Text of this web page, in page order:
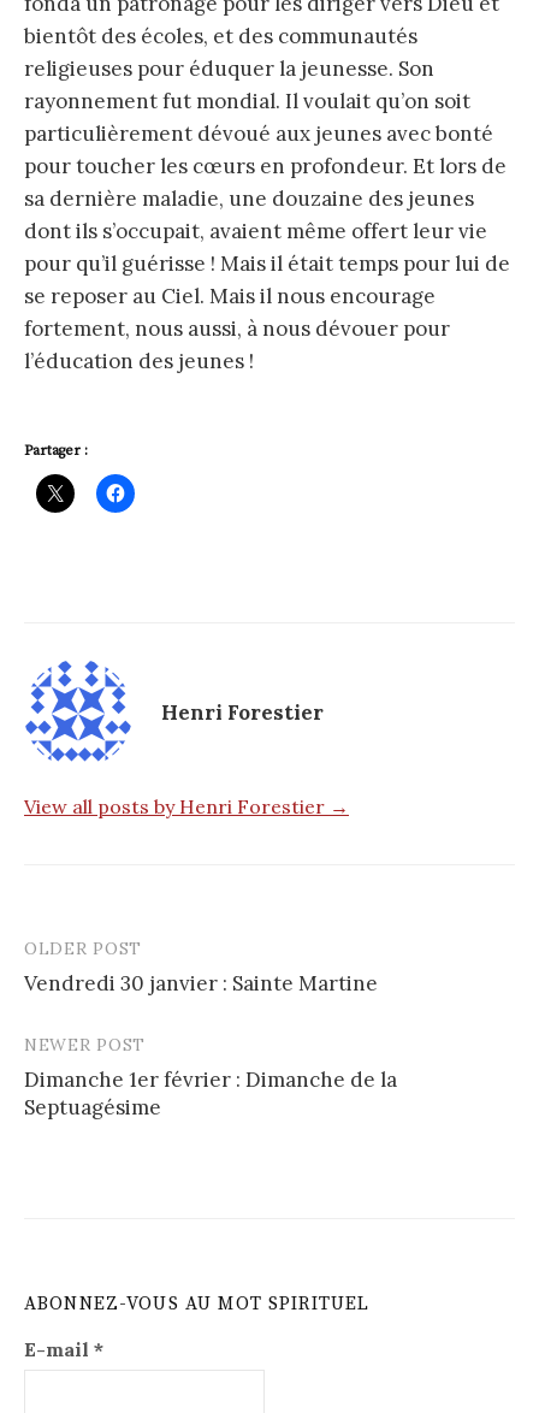
bientôt des écoles, et des communautés
religieuses pour éduquer la jeunesse. Son
rayonnement fut mondial. Il voulait qu’on soit
particulièrement dévoué aux jeunes avec bonté
pour toucher les cœurs en profondeur. Et lors de
sa dernière maladie, une douzaine des jeunes
dont ils s’occupait, avaient même offert leur vie
pour qu’il guérisse ! Mais il était temps pour lui de
se reposer au Ciel. Mais il nous encourage
fortement, nous aussi, à nous dévouer pour
l’éducation des jeunes !
Partager :
Henri Forestier
View all posts by Henri Forestier →
Post
navigation
OLDER POST
Vendredi 30 janvier : Sainte Martine
NEWER POST
Dimanche 1er février : Dimanche de la
Septuagésime
ABONNEZ-VOUS AU MOT SPIRITUEL
E-mail *